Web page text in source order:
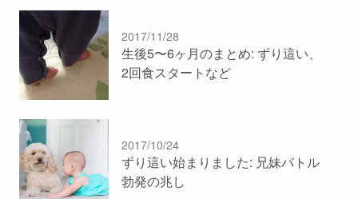
2017/11/28
生後5〜6ヶ月のまとめ: ずり這い、
2回食スタートなど
2017/10/24
ずり這い始まりました: 兄妹バトル
勃発の兆し